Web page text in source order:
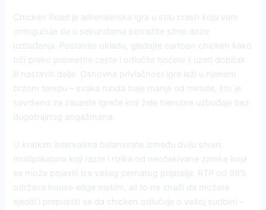
Chicken Road je adrenalinska igra u stilu crash koja vam
omogućuje da u sekundama potražite sitne doze
uzbuđenja. Postavite okladu, gledajte cartoon chicken kako
trči preko prometne ceste i odlučite hoćete li uzeti dobitak
ili nastaviti dalje. Osnovna privlačnost igre leži u njenom
brzom tempu – svaka runda traje manje od minute, što je
savršeno za zauzete igrače koji žele trenutne uzbuđaje bez
dugotrajnog angažmana.
U kratkim intervalima balansirate između dviju stvari:
multiplikatora koji raste i rizika od neočekivane zamke koja
se može pojaviti iza vašeg pernatog prijatelja. RTP od 98%
održava house edge niskim, ali to ne znači da možete
sjediti i prepustiti se da chicken odlučuje o vašoj sudbini –